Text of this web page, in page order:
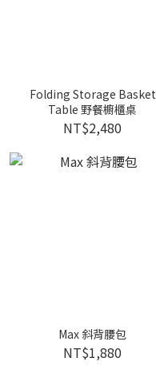
Folding Storage Basket
Table 野餐櫥櫃桌
NT$2,480
Max 斜背腰包
NT$1,880